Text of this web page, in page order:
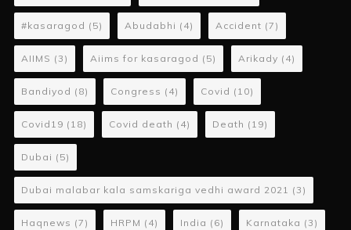
#kasaragod (5) Abudabhi (4) Accident (7)
AIIMS (3) Aiims for kasaragod (5) Arikady (4)
Bandiyod (8) Congress (4) Covid (10)
Covid19 (18) Covid death (4) Death (19)
Dubai (5)
Dubai malabar kala samskariga vedhi award 2021 (3)
Haqnews (7) HRPM (4) India (6) Karnataka (3)